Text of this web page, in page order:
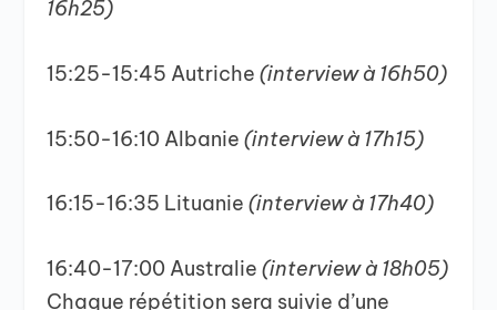
16h25)
15:25-15:45 Autriche(interview à 16h50)
15:50-16:10 Albanie(interview à 17h15)
16:15-16:35 Lituanie(interview à 17h40)
16:40-17:00 Australie(interview à 18h05)
Chaque répétition sera suivie d’une